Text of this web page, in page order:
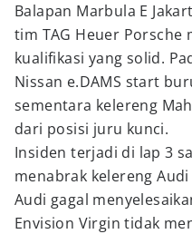
Balapan Marbula E
tim TAG Heuer Porsche
kualifikasi yang solid.
Nissan e.DAMS start
sementara kelereng
dari posisi juru kunci.
Insiden terjadi di lap 3
menabrak kelereng
Audi gagal
Envision Virgin tidak